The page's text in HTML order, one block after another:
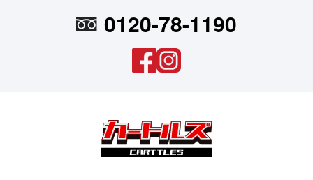
0120-78-1190